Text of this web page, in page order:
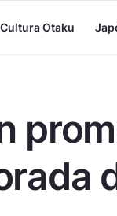
Cultura Otaku